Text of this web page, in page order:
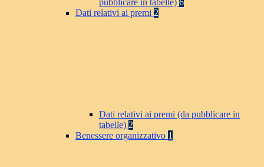
pubblicare in tabelle) 6
Dati relativi ai premi 2
Dati relativi ai premi (da pubblicare in
tabelle) 2
Benessere organizzativo 1